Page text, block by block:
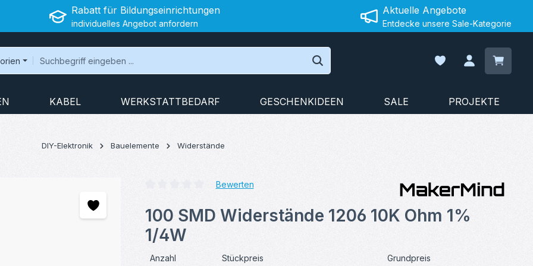
Rabatt für Bildungseinrichtungen
individuelles Angebot anfordern
Aktuelle Angebote
Entdecke unsere Sale-Kategorie
Du hast 0 Produkte
KABEL WERKSTATTBEDARF GESCHENKIDEEN SALE PROJEKTE
DIY-Elektronik Bauelemente Widerstände
Bewerten
100 SMD Widerstände 1206 10K Ohm 1%
1/4W
Anzahl Stückpreis Grundpreis